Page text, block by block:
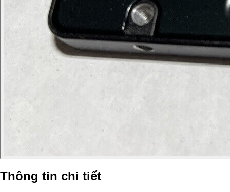
Thông tin chi tiết